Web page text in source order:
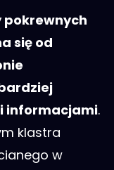
się od
informacjami.
klastra
w